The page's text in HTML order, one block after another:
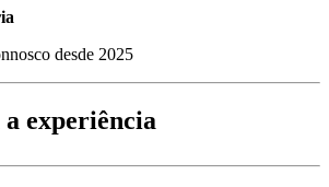
desde 2025
a experiência